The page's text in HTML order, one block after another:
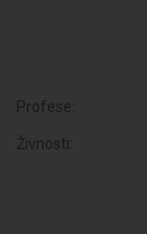
Profese:
Živnosti: